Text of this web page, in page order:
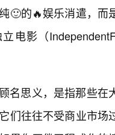
🙂的🔥娱乐消遣，
电影（
名思义，是指那些在
们往往不受商业市